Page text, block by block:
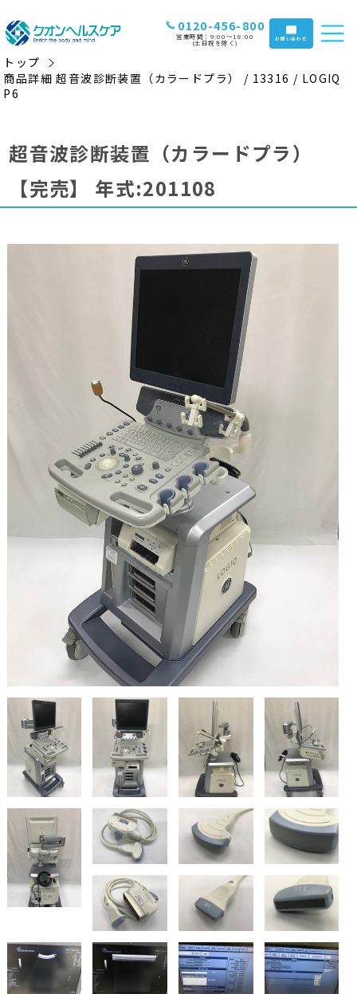
0120-456-800
営業時間：9:00〜18:00
(土日祝を除く) お問い合わせ
トップ
商品詳細 超音波診断装置（カラードプラ） / 13316 / LOGIQ
P6
超音波診断装置（カラードプラ）
【完売】
年式:201108